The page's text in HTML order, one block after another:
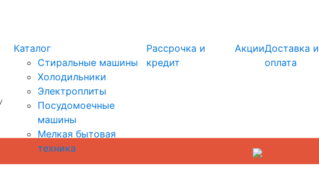
Каталог
Стиральные машины
Холодильники
Электроплиты
Посудомоечные
машины
Мелкая бытовая
техника
Рассрочка и
кредит
АкцииДоставка и
оплата